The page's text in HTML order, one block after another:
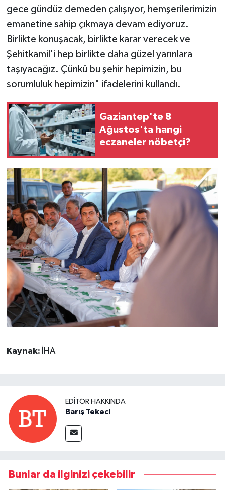
gece gündüz demeden çalışıyor, hemşerilerimizin
emanetine sahip çıkmaya devam ediyoruz.
Birlikte konuşacak, birlikte karar verecek ve
Şehitkamil'i hep birlikte daha güzel yarınlara
taşıyacağız. Çünkü bu şehir hepimizin, bu
sorumluluk hepimizin" ifadelerini kullandı.
Gaziantep'te 8
Ağustos'ta hangi
eczaneler nöbetçi?
Kaynak: İHA
EDITÖR HAKKINDA
Barış Tekeci
Bunlar da ilginizi çekebilir